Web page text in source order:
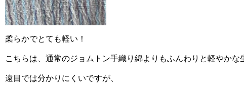
柔らかでとても軽い！
こちらは、通常のジョムトン手織り綿よりもふんわりと軽やかな
遠目では分かりにくいですが、